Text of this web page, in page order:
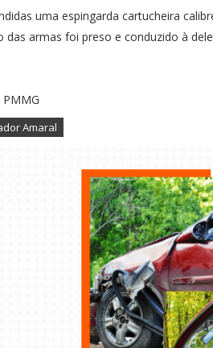
uma espingarda cartucheira
das armas foi preso e conduzido à
Amaral